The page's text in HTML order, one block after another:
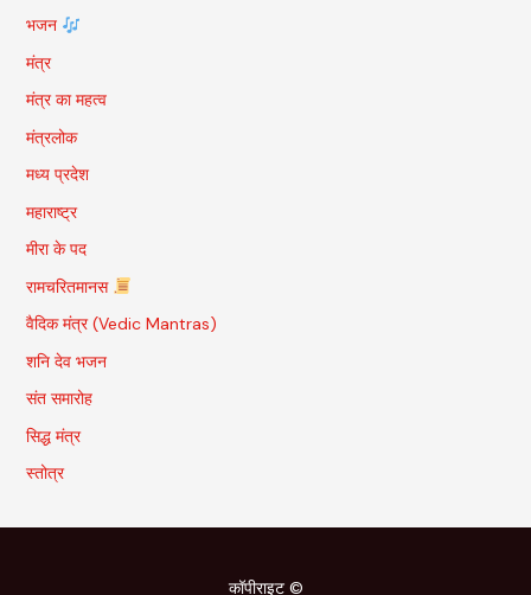
भजन
मंत्र
मंत्र का महत्व
मंत्रलोक
मध्य प्रदेश
महाराष्ट्र
मीरा के पद
रामचरितमानस
वैदिक मंत्र (Vedic Mantras)
शनि देव भजन
संत समारोह
सिद्ध मंत्र
स्तोत्र
कॉपीराइट ©